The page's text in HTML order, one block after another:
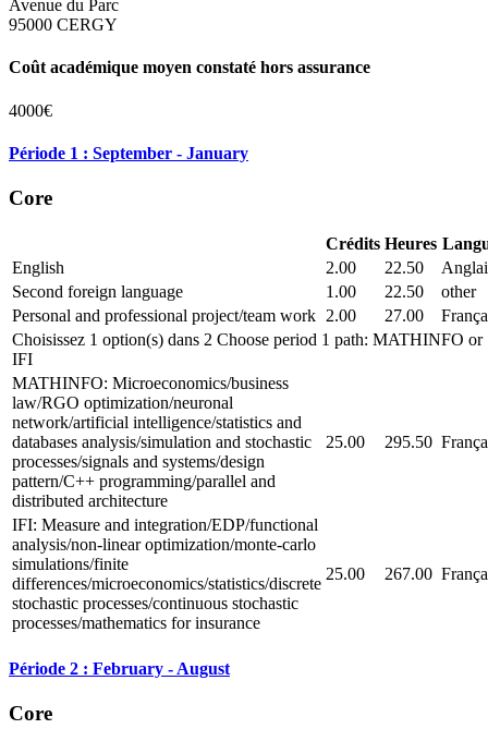
Avenue du Parc
95000 CERGY
Coût académique moyen constaté hors assurance
4000€
Période 1 : September - January
Core
Crédits Heures
English
2.00 22.50
Second foreign language
1.00 22.50
other
Personal and professional project/team work 2.00 27.00
Choisissez 1 option(s) dans 2 Choose period 1 path: MATHINFO or
IFI
MATHINFO: Microeconomics/business
law/RGO optimization/neuronal
network/artificial intelligence/statistics and
databases analysis/simulation and stochastic
processes/signals and systems/design
pattern/C++ programming/parallel and
distributed architecture
25.00 295.50
IFI: Measure and integration/EDP/functional
analysis/non-linear optimization/monte-carlo
simulations/finite
differences/microeconomics/statistics/discrete
stochastic processes/continuous stochastic
processes/mathematics for insurance
25.00 267.00
Période 2 : February - August
Core